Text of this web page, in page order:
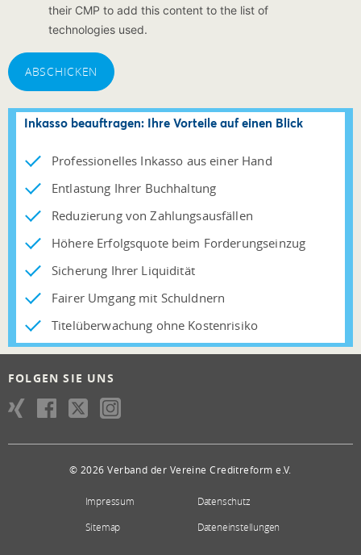
their CMP to add this content to the list of
technologies used.
ABSCHICKEN
Inkasso beauftragen: Ihre Vorteile auf einen Blick
Professionelles Inkasso aus einer Hand
Entlastung Ihrer Buchhaltung
Reduzierung von Zahlungsausfällen
Höhere Erfolgsquote beim Forderungseinzug
Sicherung Ihrer Liquidität
Fairer Umgang mit Schuldnern
Titelüberwachung ohne Kostenrisiko
FOLGEN SIE UNS
© 2026 Verband der Vereine Creditreform e.V.
Impressum
Datenschutz
Sitemap
Dateneinstellungen